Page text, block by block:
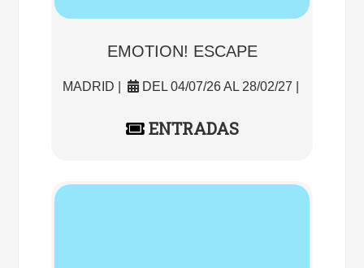
EMOTION! ESCAPE
MADRID | DEL 04/07/26 AL 28/02/27 |
ENTRADAS